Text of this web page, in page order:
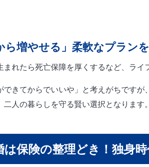
ら増やせる」柔軟なプラン
まれたら死亡保障を厚くするなど、ライ
できてからでいいや」と考えがちです
二人の暮らしを守る賢い選択となります。
は保険の整理どき！独身